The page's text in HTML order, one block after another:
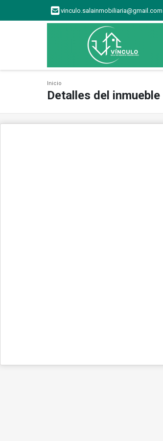
vinculo.salainmobiliaria@gmail.com
Inicio
Detalles del inmueble